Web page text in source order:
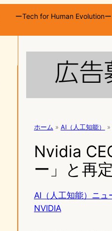
ーTech for Human Evolutionー
ホーム » AI（人工知能） »
Nvidia
ー」と再
AI（人工知能）ニュ
NVIDIA